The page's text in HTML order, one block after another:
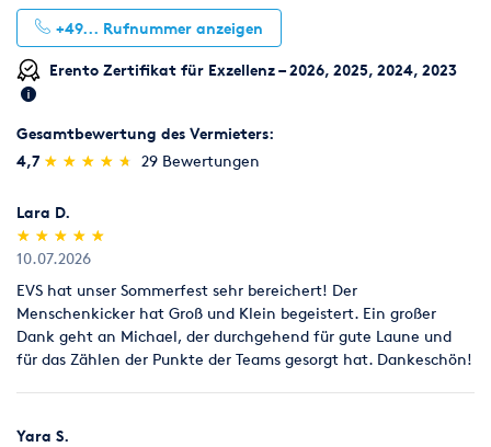
Plattform eine Mail.
+49... Rufnummer anzeigen
Erento Zertifikat für Exzellenz – 2026, 2025, 2024, 2023
Gesamtbewertung des Vermieters:
4,7 (*)
★
★
(*) ★
★
(*) ★
★
(*) ★
★
(*) ★
★ 29 Bewertungen
Lara D.
(*)
★
★
(*) ★
★
(*) ★
★
(*) ★
★
(*) ★
★
10.07.2026
EVS hat unser Sommerfest sehr bereichert! Der
Menschenkicker hat Groß und Klein begeistert. Ein großer
Dank geht an Michael, der durchgehend für gute Laune und
für das Zählen der Punkte der Teams gesorgt hat. Dankeschön!
Yara S.